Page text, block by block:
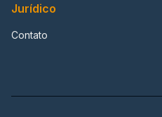
Jurídico
Contato